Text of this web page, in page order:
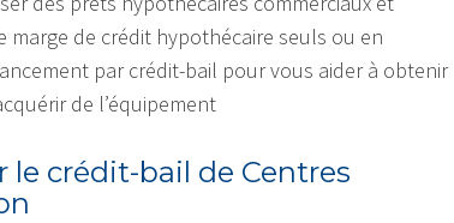
marge de crédit hypothécaire seuls ou en
par crédit-bail pour vous aider à obtenir
de l’équipement
le crédit-bail de Centres